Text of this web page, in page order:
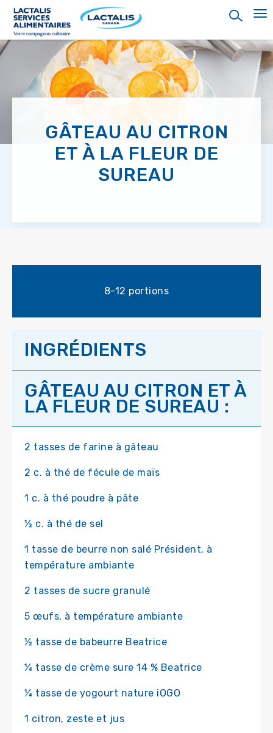
main
content
GÂTEAU AU CITRON
ET À LA FLEUR DE
SUREAU
8-12 portions
INGRÉDIENTS
GÂTEAU AU CITRON ET À
LA FLEUR DE SUREAU :
2 tasses de farine à gâteau
2 c. à thé de fécule de maïs
1 c. à thé poudre à pâte
½ c. à thé de sel
1 tasse de beurre non salé Président, à
température ambiante
2 tasses de sucre granulé
5 œufs, à température ambiante
½ tasse de babeurre Beatrice
¼ tasse de crème sure 14 % Beatrice
¼ tasse de yogourt nature iOGO
1 citron, zeste et jus